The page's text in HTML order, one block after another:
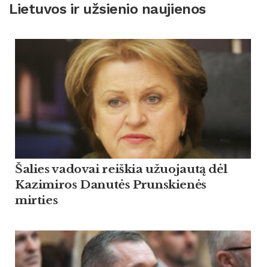
Lietuvos ir užsienio naujienos
Šalies vadovai reiškia užuojautą dėl
Kazimiros Danutės Prunskienės
mirties